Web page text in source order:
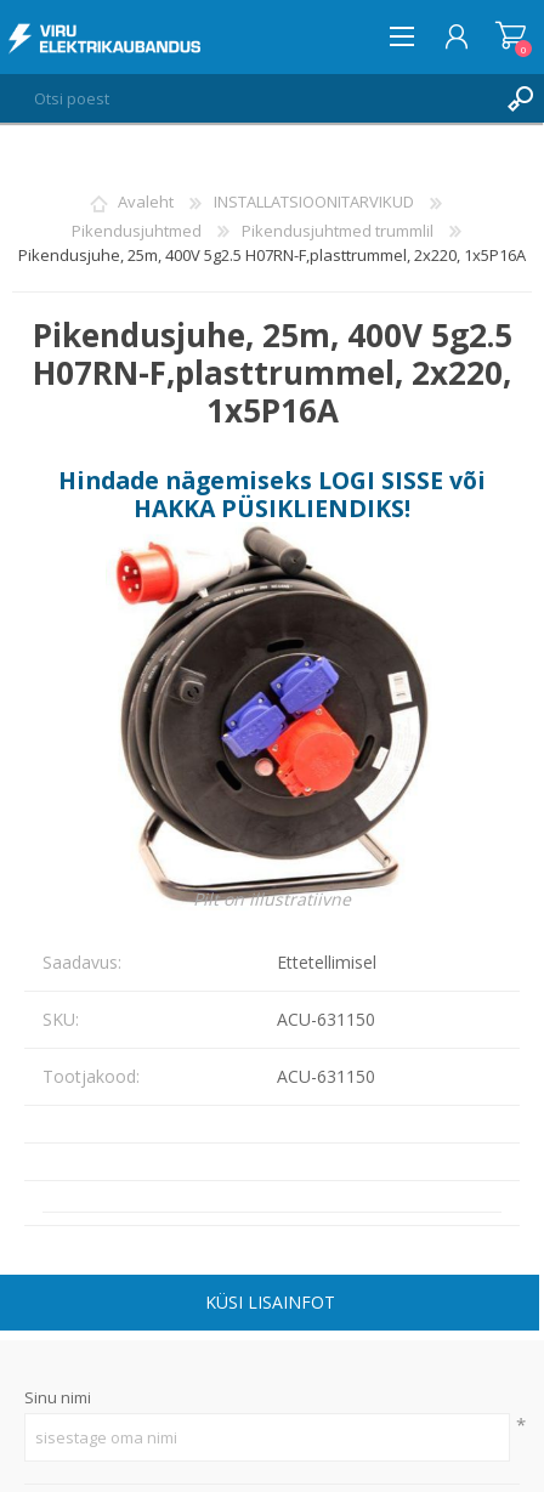
LOGI SISSE
SOOVIKORV
0
0
Avaleht
INSTALLATSIOONITARVIKUD
Pikendusjuhtmed
Pikendusjuhtmed trummlil
Pikendusjuhe, 25m, 400V 5g2.5 H07RN-F,plasttrummel, 2x220, 1x5P16A
Pikendusjuhe, 25m, 400V 5g2.5
H07RN-F,plasttrummel, 2x220,
1x5P16A
Hindade nägemiseks LOGI SISSE või
HAKKA PÜSIKLIENDIKS!
Pilt on illustratiivne
Saadavus: Ettetellimisel
SKU: ACU-631150
Tootjakood: ACU-631150
KÜSI LISAINFOT
Sinu nimi
*